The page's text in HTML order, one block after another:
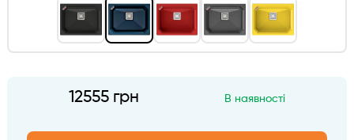
12555 грн В наявності